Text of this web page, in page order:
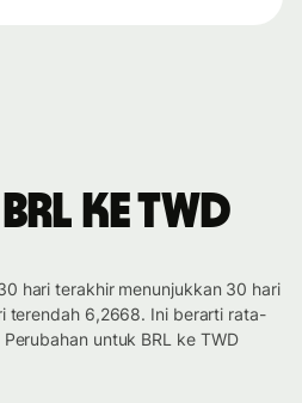
ke TWD
hari terakhir menunjukkan 30 hari
terendah 6,2668. Ini berarti rata-
untuk BRL ke TWD